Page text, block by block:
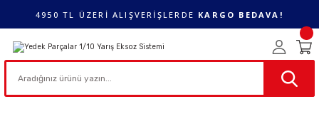
4950 TL ÜZERİ ALIŞVERİŞLERDE KARGO BEDAVA!